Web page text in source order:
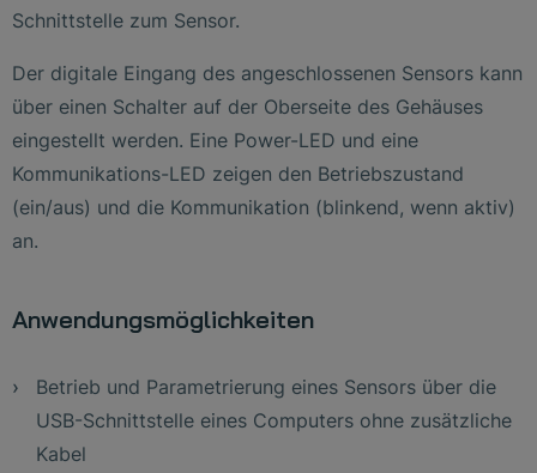
Schnittstelle zum Sensor.
Der digitale Eingang des angeschlossenen Sensors kann
über einen Schalter auf der Oberseite des Gehäuses
eingestellt werden. Eine Power-LED und eine
Kommunikations-LED zeigen den Betriebszustand
(ein/aus) und die Kommunikation (blinkend, wenn aktiv)
an.
Anwendungsmöglichkeiten
Betrieb und Parametrierung eines Sensors über die
USB-Schnittstelle eines Computers ohne zusätzliche
Kabel